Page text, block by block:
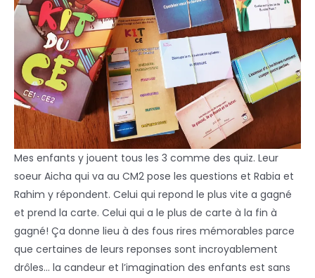
Mes enfants y jouent tous les 3 comme des quiz. Leur
soeur Aicha qui va au CM2 pose les questions et Rabia et
Rahim y répondent. Celui qui repond le plus vite a gagné
et prend la carte. Celui qui a le plus de carte à la fin à
gagné! Ça donne lieu à des fous rires mémorables parce
que certaines de leurs reponses sont incroyablement
drôles… la candeur et l’imagination des enfants est sans